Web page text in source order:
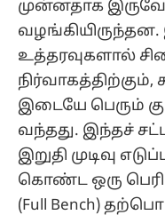
முன்னதாக
வழங்கியிருந்தன.
உத்தரவுகளால்
இடையே பெரும்
வந்தது. இந்தச்
இறுதி முடிவு
கொண்ட ஒரு
(Full Bench)